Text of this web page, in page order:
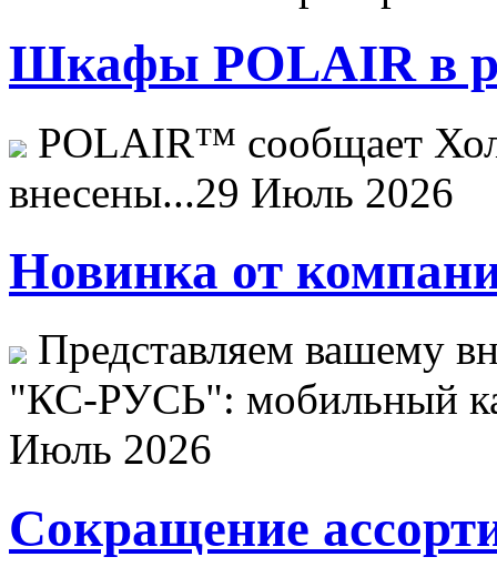
Шкафы POLAIR в
POLAIR™ сообщает
внесены...29 Июль 2026
Новинка от
Представляем вашему
"КС-РУСЬ": мобильный
Июль 2026
Сокращение